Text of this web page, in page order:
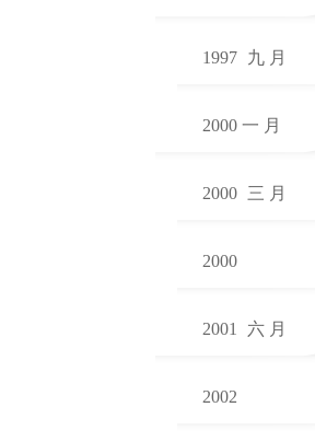
1997 九 月
2000 一 月
2000 三 月
2000
2001 六 月
2002